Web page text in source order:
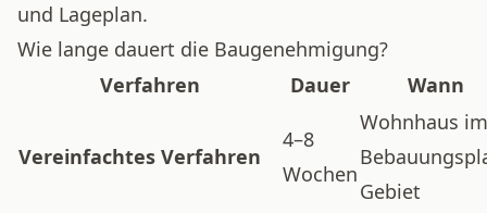
und Lageplan.
Wie lange dauert die Baugenehmigung?
Verfahren
Dauer Wann
Vereinfachtes Verfahren
4–8
Wochen
Wohnhaus im
Gebiet